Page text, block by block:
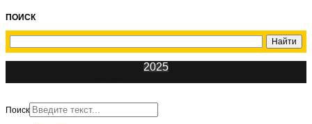
ПОИСК
2025
Поиск